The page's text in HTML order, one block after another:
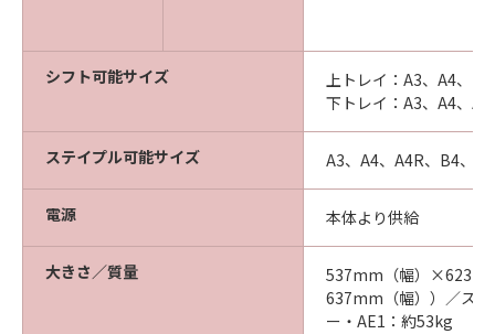
シフト可能サイズ
上トレイ：A3、A4、
下トレイ：A3、A4、
ステイプル可能サイズ A3、A4、A4R、B4、B5
電源 本体より供給
大きさ／質量
537mm（幅）
637mm（幅））／ス
ー・AE1：約53kg